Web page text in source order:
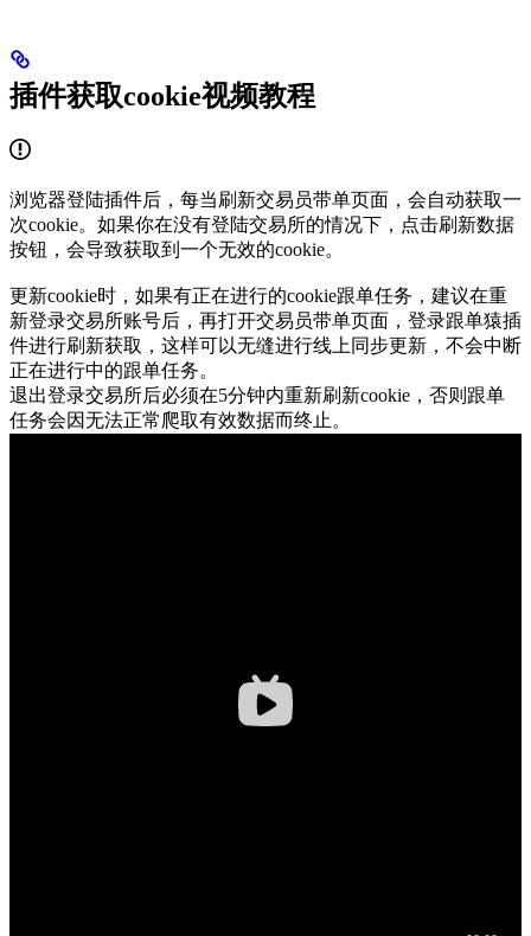
插件获取cookie视频教程
浏览器登陆插件后，每当刷新交易员带单页面，会自动获取一
次cookie。如果你在没有登陆交易所的情况下，点击刷新数据
按钮，会导致获取到一个无效的cookie。
更新cookie时，如果有正在进行的cookie跟单任务，建议在重
新登录交易所账号后，再打开交易员带单页面，登录跟单猿插
件进行刷新获取，这样可以无缝进行线上同步更新，不会中断
正在进行中的跟单任务。
退出登录交易所后必须在5分钟内重新刷新cookie，否则跟单
任务会因无法正常爬取有效数据而终止。